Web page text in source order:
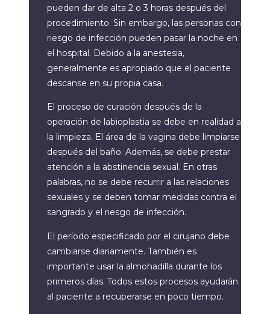
pueden dar de alta 2 o 3 horas después del
procedimiento. Sin embargo, las personas con
riesgo de infección pueden pasar la noche en
el hospital. Debido a la anestesia,
generalmente es apropiado que el paciente
descanse en su propia casa.
El proceso de curación después de la
operación de labioplastia se debe en realidad a
la limpieza. El área de la vagina debe limpiarse
después del baño. Además, se debe prestar
atención a la abstinencia sexual. En otras
palabras, no se debe recurrir a las relaciones
sexuales y se deben tomar medidas contra el
sangrado y el riesgo de infección.
El período especificado por el cirujano debe
cambiarse diariamente. También es
importante usar la almohadilla durante los
primeros días. Todos estos procesos ayudarán
al paciente a recuperarse en poco tiempo.